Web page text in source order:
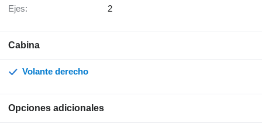
Ejes: 2
Cabina
Volante derecho
Opciones adicionales